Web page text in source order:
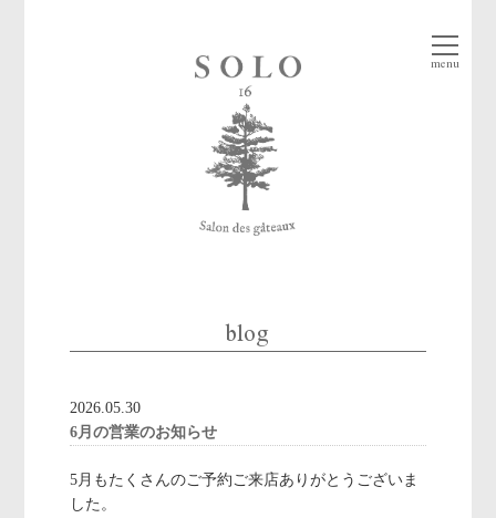
menu
blog
2026.05.30
6月の営業のお知らせ
5月もたくさんのご予約ご来店ありがとうございま
した。